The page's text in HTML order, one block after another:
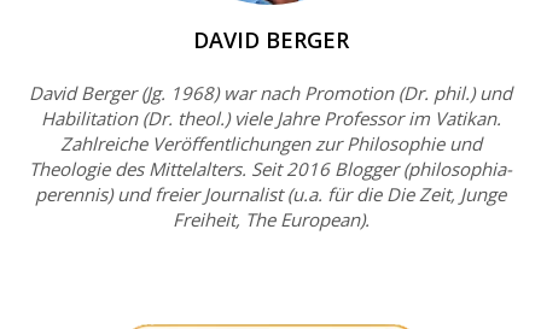
DAVID BERGER
David Berger (Jg. 1968) war nach Promotion (Dr. phil.) und
Habilitation (Dr. theol.) viele Jahre Professor im Vatikan.
Zahlreiche Veröffentlichungen zur Philosophie und
Theologie des Mittelalters. Seit 2016 Blogger (philosophia-
perennis) und freier Journalist (u.a. für die Die Zeit, Junge
Freiheit, The European).